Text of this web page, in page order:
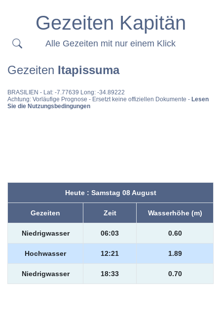
Gezeiten Kapitän
Alle Gezeiten mit nur einem Klick
Gezeiten Itapissuma
BRASILIEN - Lat: -7.77639 Long: -34.89222
Achtung: Vorläufige Prognose - Ersetzt keine offiziellen Dokumente - Lesen
Sie die Nutzungsbedingungen
Heute : Samstag 08 August
Gezeiten Zeit Wasserhöhe (m)
Niedrigwasser 06:03 0.60
Hochwasser 12:21 1.89
Niedrigwasser 18:33 0.70